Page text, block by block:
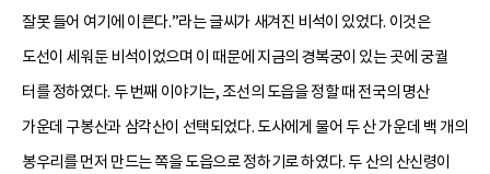
잘못 들어 여기에 이른다.”라는 글씨가 새겨진 비석이 있었다. 이것은
도선이 세워둔 비석이었으며 이 때문에 지금의 경복궁이 있는 곳에 궁궐
터를 정하였다. 두 번째 이야기는, 조선의 도읍을 정할 때 전국의 명산
가운데 구봉산과 삼각산이 선택되었다. 도사에게 물어 두 산 가운데 백 개의
봉우리를 먼저 만드는 쪽을 도읍으로 정하기로 하였다. 두 산의 산신령이